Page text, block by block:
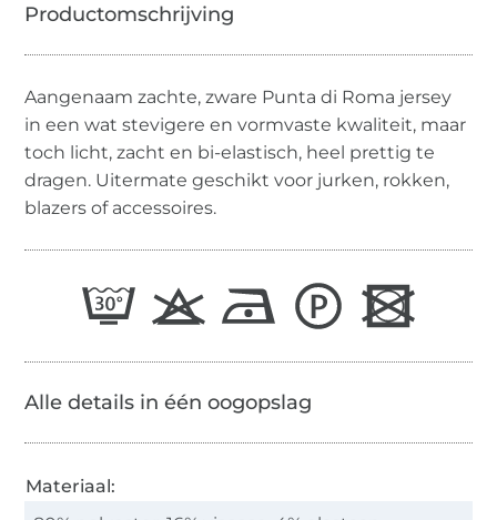
Aangenaam zachte, zware Punta di Roma jersey
in een wat stevigere en vormvaste kwaliteit, maar
toch licht, zacht en bi-elastisch, heel prettig te
dragen. Uitermate geschikt voor jurken, rokken,
blazers of accessoires.
Alle details in één oogopslag
Materiaal: